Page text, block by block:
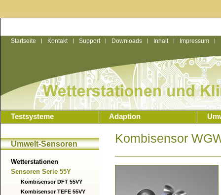
Startseite | Kontakt | Support | Downloads | Inhalt | Impressum |
Testsysteme Adaption
Umwelt-Sensoren
Wetterstationen
Sensoren Serie 55Y
Kombisensor DFT 55VY
Kombisensor TEFE 55VY
Kombisensor